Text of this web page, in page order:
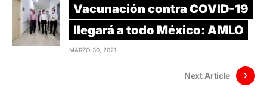
Vacunación contra COVID-19
llegará a todo México: AMLO
MARZO 30, 2021
Next Article